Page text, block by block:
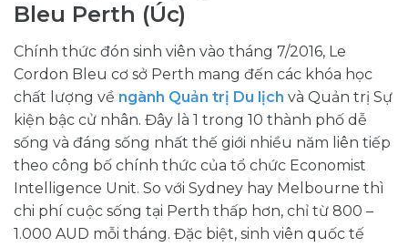
Bleu Perth (Úc)
Chính thức đón sinh viên vào tháng 7/2016, Le
Cordon Bleu cơ sở Perth mang đến các khóa học
chất lượng về ngành Quản trị Du lịch và Quản trị Sự
kiện bậc cử nhân. Đây là 1 trong 10 thành phố dễ
sống và đáng sống nhất thế giới nhiều năm liên tiếp
theo công bố chính thức của tổ chức Economist
Intelligence Unit. So với Sydney hay Melbourne thì
chi phí cuộc sống tại Perth thấp hơn, chỉ từ 800 –
1.000 AUD mỗi tháng. Đặc biệt, sinh viên quốc tế